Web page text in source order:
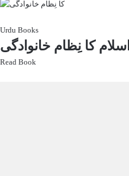
Urdu Books
اسلام کا نِظام خانوادگی
Read Book